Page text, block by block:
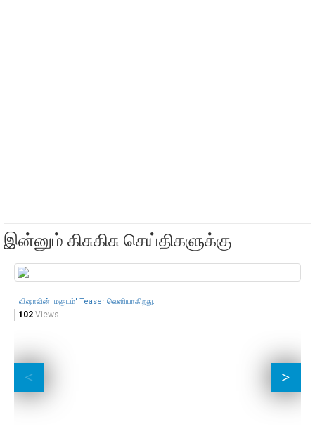
இன்னும் கிசுகிசு செய்திகளுக்கு
விஷாலின் 'மகுடம்' Teaser வெளியாகிறது.
102 Views